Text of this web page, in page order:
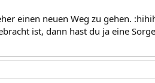
einen neuen Weg zu gehen.
ist, dann hast du ja eine